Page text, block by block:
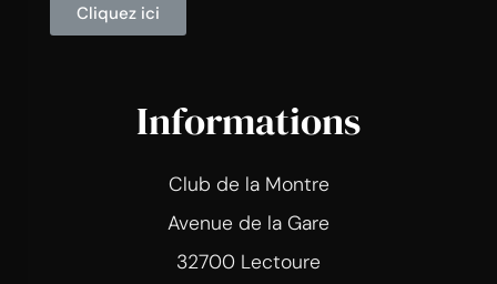
Cliquez ici
Informations
Club de la Montre
Avenue de la Gare
32700 Lectoure